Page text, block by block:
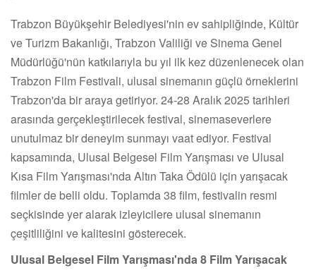
Trabzon Büyükşehir Belediyesi'nin ev sahipliğinde, Kültür
ve Turizm Bakanlığı, Trabzon Valiliği ve Sinema Genel
Müdürlüğü'nün katkılarıyla bu yıl ilk kez düzenlenecek olan
Trabzon Film Festivali, ulusal sinemanın güçlü örneklerini
Trabzon'da bir araya getiriyor. 24-28 Aralık 2025 tarihleri
arasında gerçekleştirilecek festival, sinemaseverlere
unutulmaz bir deneyim sunmayı vaat ediyor. Festival
kapsamında, Ulusal Belgesel Film Yarışması ve Ulusal
Kısa Film Yarışması'nda Altın Taka Ödülü için yarışacak
filmler de belli oldu. Toplamda 38 film, festivalin resmi
seçkisinde yer alarak izleyicilere ulusal sinemanın
çeşitliliğini ve kalitesini gösterecek.
Ulusal Belgesel Film Yarışması'nda 8 Film Yarışacak